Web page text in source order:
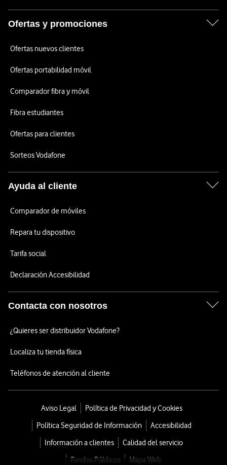
Ofertas y promociones
Ofertas nuevos clientes
Ofertas portabilidad móvil
Comparador fibra y móvil
Fibra estudiantes
Ofertas para clientes
Sorteos Vodafone
Ayuda al cliente
Comparador de móviles
Repara tu dispositivo
Tarifa social
Declaración Accesibilidad
Contacta con nosotros
¿Quieres ser distribuidor Vodafone?
Localiza tu tienda física
Teléfonos de atención al cliente
Aviso Legal
Política de Privacidad y Cookies
Política Seguridad de Información
Accesibilidad
Información a clientes
Calidad del servicio
Fondos Públicos
Mapa Web